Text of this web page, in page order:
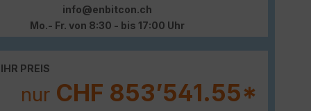
info@enbitcon.ch
Mo.- Fr. von 8:30 - bis 17:00 Uhr
IHR PREIS
nur CHF 853’541.55*